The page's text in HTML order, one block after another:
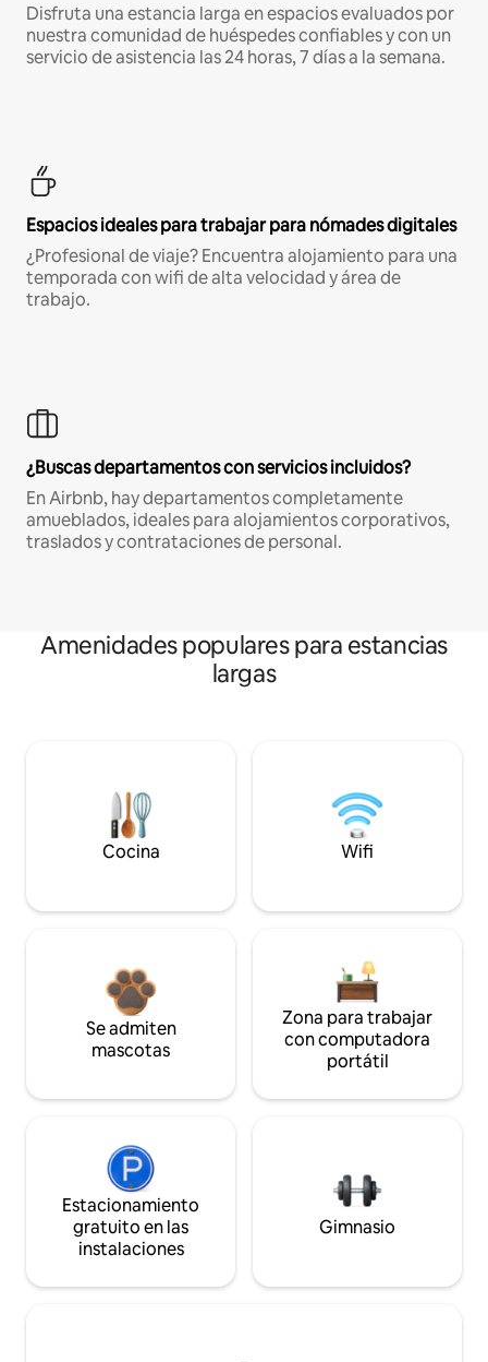
Disfruta una estancia larga en espacios evaluados por
nuestra comunidad de huéspedes confiables y con un
servicio de asistencia las 24 horas, 7 días a la semana.
Espacios ideales para trabajar para nómades digitales
¿Profesional de viaje? Encuentra alojamiento para una
temporada con wifi de alta velocidad y área de
trabajo.
¿Buscas departamentos con servicios incluidos?
En Airbnb, hay departamentos completamente
amueblados, ideales para alojamientos corporativos,
traslados y contrataciones de personal.
Amenidades populares para estancias
largas
Cocina Wifi
Se admiten
mascotas
Zona para trabajar
con computadora
portátil
Estacionamiento
gratuito en las
instalaciones
Gimnasio